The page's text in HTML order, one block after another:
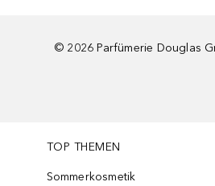
© 2026 Parfümerie Douglas
TOP THEMEN
Sommerkosmetik